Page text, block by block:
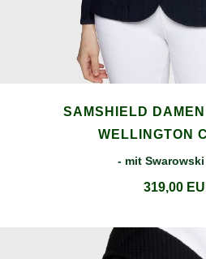
SAMSHIELD
WELLINGTON
- mit
319,00